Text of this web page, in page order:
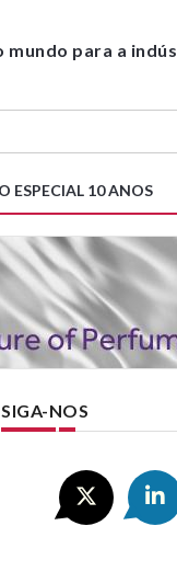
mundo para a
ESPECIAL 10 ANOS
SIGA-NOS